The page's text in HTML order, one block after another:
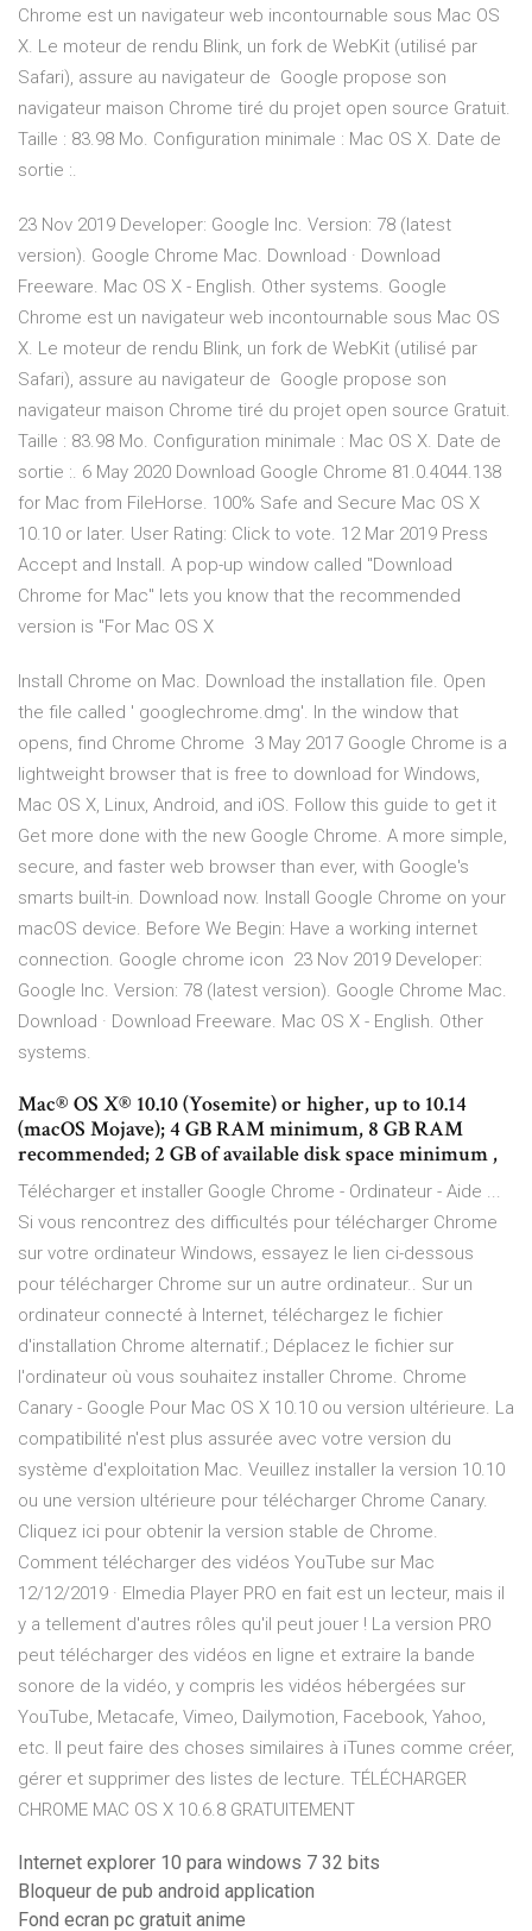
Chrome est un navigateur web incontournable sous Mac OS
X. Le moteur de rendu Blink, un fork de WebKit (utilisé par
Safari), assure au navigateur de Google propose son
navigateur maison Chrome tiré du projet open source Gratuit.
Taille : 83.98 Mo. Configuration minimale : Mac OS X. Date de
sortie :.
23 Nov 2019 Developer: Google Inc. Version: 78 (latest
version). Google Chrome Mac. Download · Download
Freeware. Mac OS X - English. Other systems. Google
Chrome est un navigateur web incontournable sous Mac OS
X. Le moteur de rendu Blink, un fork de WebKit (utilisé par
Safari), assure au navigateur de Google propose son
navigateur maison Chrome tiré du projet open source Gratuit.
Taille : 83.98 Mo. Configuration minimale : Mac OS X. Date de
sortie :. 6 May 2020 Download Google Chrome 81.0.4044.138
for Mac from FileHorse. 100% Safe and Secure Mac OS X
10.10 or later. User Rating: Click to vote. 12 Mar 2019 Press
Accept and Install. A pop-up window called "Download
Chrome for Mac" lets you know that the recommended
version is "For Mac OS X
Install Chrome on Mac. Download the installation file. Open
the file called ' googlechrome.dmg'. In the window that
opens, find Chrome Chrome 3 May 2017 Google Chrome is a
lightweight browser that is free to download for Windows,
Mac OS X, Linux, Android, and iOS. Follow this guide to get it
Get more done with the new Google Chrome. A more simple,
secure, and faster web browser than ever, with Google's
smarts built-in. Download now. Install Google Chrome on your
macOS device. Before We Begin: Have a working internet
connection. Google chrome icon 23 Nov 2019 Developer:
Google Inc. Version: 78 (latest version). Google Chrome Mac.
Download · Download Freeware. Mac OS X - English. Other
systems.
Mac® OS X® 10.10 (Yosemite) or higher, up to 10.14
(macOS Mojave); 4 GB RAM minimum, 8 GB RAM
recommended; 2 GB of available disk space minimum ,
Télécharger et installer Google Chrome - Ordinateur - Aide ...
Si vous rencontrez des difficultés pour télécharger Chrome
sur votre ordinateur Windows, essayez le lien ci-dessous
pour télécharger Chrome sur un autre ordinateur.. Sur un
ordinateur connecté à Internet, téléchargez le fichier
d'installation Chrome alternatif.; Déplacez le fichier sur
l'ordinateur où vous souhaitez installer Chrome. Chrome
Canary - Google Pour Mac OS X 10.10 ou version ultérieure. La
compatibilité n'est plus assurée avec votre version du
système d'exploitation Mac. Veuillez installer la version 10.10
ou une version ultérieure pour télécharger Chrome Canary.
Cliquez ici pour obtenir la version stable de Chrome.
Comment télécharger des vidéos YouTube sur Mac
12/12/2019 · Elmedia Player PRO en fait est un lecteur, mais il
y a tellement d'autres rôles qu'il peut jouer ! La version PRO
peut télécharger des vidéos en ligne et extraire la bande
sonore de la vidéo, y compris les vidéos hébergées sur
YouTube, Metacafe, Vimeo, Dailymotion, Facebook, Yahoo,
etc. Il peut faire des choses similaires à iTunes comme créer,
gérer et supprimer des listes de lecture. TÉLÉCHARGER
CHROME MAC OS X 10.6.8 GRATUITEMENT
Internet explorer 10 para windows 7 32 bits
Bloqueur de pub android application
Fond ecran pc gratuit anime